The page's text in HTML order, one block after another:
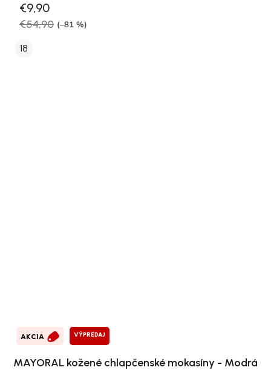
€9,90
€54,90 (–81 %)
18
AKCIA VÝPREDAJ
MAYORAL kožené chlapčenské mokasíny - Modrá